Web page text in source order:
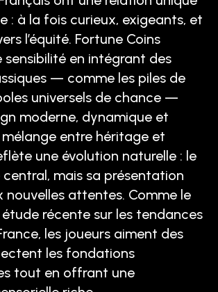
: à la fois curieux, exigeants, et
l’équité. Fortune Coins
en intégrant des
— comme les piles de
universels de chance —
moderne, dynamique et
mélange entre héritage et
une évolution naturelle : le
mais sa présentation
nouvelles attentes. Comme le
récente sur les tendances
les joueurs aiment des
les fondations
tout en offrant une